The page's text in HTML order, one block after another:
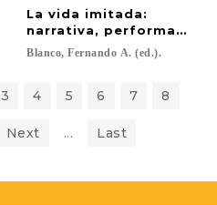
La vida imitada:
narrativa, performance
Blanco, Fernando A. (ed.).
3 4 5 6 7 8
Next ... Last